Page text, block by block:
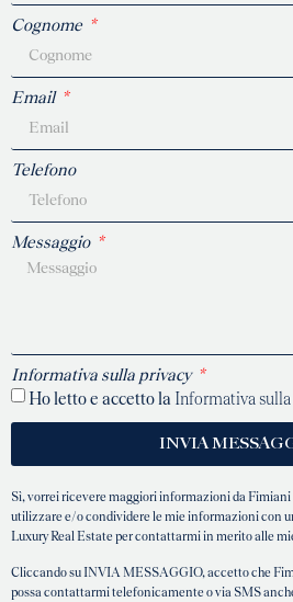
Cognome
Email
Telefono
Messaggio
Informativa sulla privacy
Ho letto e accetto la Informativa
INVIA
Sì, vorrei ricevere maggiori informazioni da Fimiani
utilizzare e/o condividere le mie informazioni con
Luxury Real Estate per contattarmi in merito alle
Cliccando su INVIA MESSAGGIO, accetto che
possa contattarmi telefonicamente o via SMS